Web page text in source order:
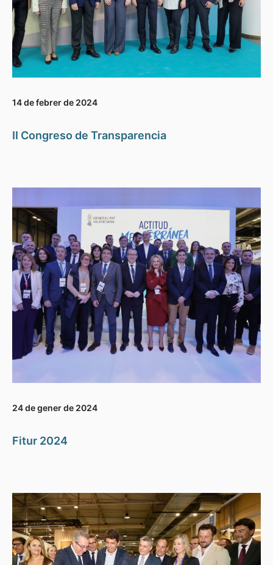
14 de febrer de 2024
II Congreso de Transparencia
24 de gener de 2024
Fitur 2024